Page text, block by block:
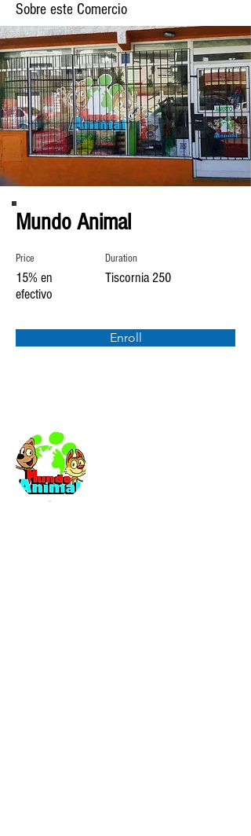
Sobre este Comercio
Mundo Animal
Price
15% en
efectivo
Duration
Tiscornia 250
Enroll